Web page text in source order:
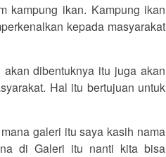
kampung ikan. Kampung ikan
kepada masyarakat
dibentuknya itu juga akan
Hal itu bertujuan untuk
galeri itu saya kasih nama
di Galeri itu nanti kita bisa